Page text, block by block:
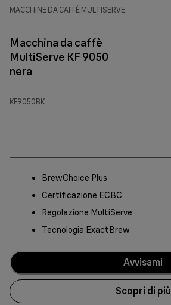
MACCHINE DA CAFFÈ MULTISERVE
Macchina da caffè
MultiServe KF 9050
nera
KF9050BK
BrewChoice Plus
Certificazione ECBC
Regolazione MultiServe
Tecnologia ExactBrew
Avvisami
Scopri di più